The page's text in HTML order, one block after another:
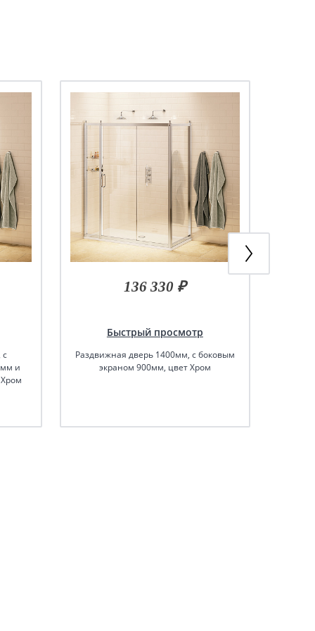
с
и
136 330 ₽
Быстрый просмотр
Раздвижная дверь 1400мм, с боковым
экраном 900мм, цвет Хром